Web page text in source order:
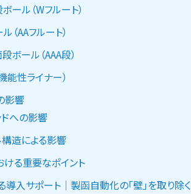
ール（Wフルート）
（AAフルート）
ボール（AAA段）
能性ライナー）
影響
への影響
造による影響
る重要なポイント
導入サポート｜製函自動化の「壁」を取り除く